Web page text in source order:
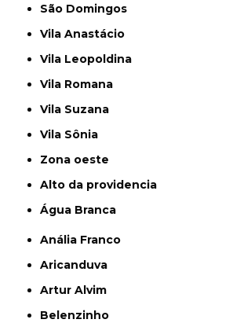
São Domingos
Vila Anastácio
Vila Leopoldina
Vila Romana
Vila Suzana
Vila Sônia
Zona oeste
alto da providencia
Água Branca
Anália Franco
Aricanduva
Artur Alvim
Belenzinho